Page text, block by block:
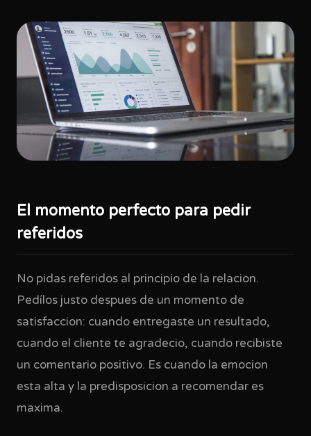
El momento perfecto para pedir
referidos
No pidas referidos al principio de la relacion.
Pedílos justo despues de un momento de
satisfaccion: cuando entregaste un resultado,
cuando el cliente te agradecio, cuando recibiste
un comentario positivo. Es cuando la emocion
esta alta y la predisposicion a recomendar es
maxima.